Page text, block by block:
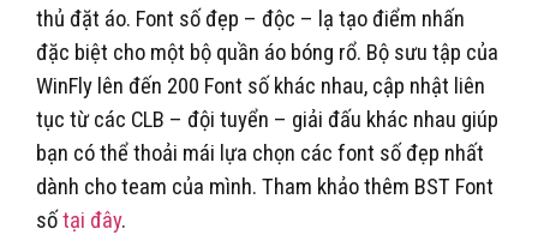
thủ đặt áo. Font số đẹp – độc – lạ tạo điểm nhấn
đặc biệt cho một bộ quần áo bóng rổ. Bộ sưu tập của
WinFly lên đến 200 Font số khác nhau, cập nhật liên
tục từ các CLB – đội tuyển – giải đấu khác nhau giúp
bạn có thể thoải mái lựa chọn các font số đẹp nhất
dành cho team của mình. Tham khảo thêm BST Font
sốtại đây.